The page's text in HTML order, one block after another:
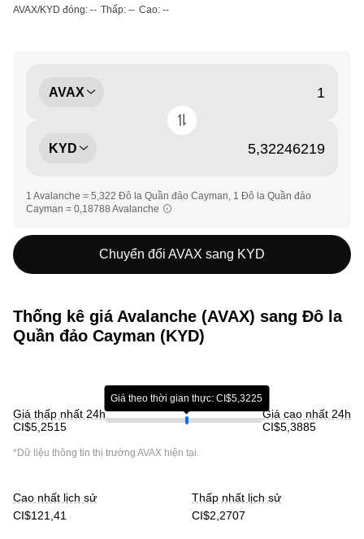
AVAX/KYD đóng: -- Thấp: -- Cao: --
AVAX
KYD
1 Avalanche = 5,322 Đô la Quần đảo Cayman, 1 Đô la Quần đảo
Cayman = 0,18788 Avalanche
Chuyển đổi AVAX sang KYD
Thống kê giá Avalanche (AVAX) sang Đô la
Quần đảo Cayman (KYD)
Giá thấp nhất 24h
CI$5,2515
Giá theo thời gian thực: CI$5,3225
Giá cao nhất 24h
CI$5,3885
*Dữ liệu thông tin thị trường AVAX hiện tại.
Cao nhất lịch sử
CI$121,41
Thấp nhất lịch sử
CI$2,2707